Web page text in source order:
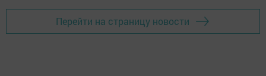
Перейти на страницу новости